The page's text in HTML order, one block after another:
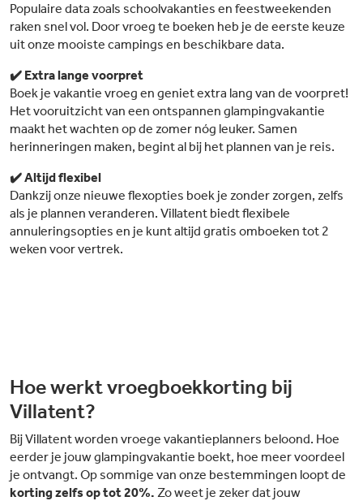
Populaire data zoals schoolvakanties en feestweekenden
raken snel vol. Door vroeg te boeken heb je de eerste keuze
uit onze mooiste campings en beschikbare data.
✔️ Extra lange voorpret
Boek je vakantie vroeg en geniet extra lang van de voorpret!
Het vooruitzicht van een ontspannen glampingvakantie
maakt het wachten op de zomer nóg leuker. Samen
herinneringen maken, begint al bij het plannen van je reis.
✔️ Altijd flexibel
Dankzij onze nieuwe flexopties boek je zonder zorgen, zelfs
als je plannen veranderen. Villatent biedt flexibele
annuleringsopties en je kunt altijd gratis omboeken tot 2
weken voor vertrek.
Hoe werkt vroegboekkorting bij
Villatent?
Bij Villatent worden vroege vakantieplanners beloond. Hoe
eerder je jouw glampingvakantie boekt, hoe meer voordeel
je ontvangt. Op sommige van onze bestemmingen loopt de
korting zelfs op tot 20%. Zo weet je zeker dat jouw